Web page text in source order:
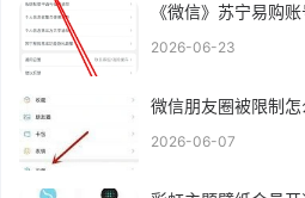
《微信》苏宁易购
2026-06-23
微信朋友圈被限制
2026-06-07